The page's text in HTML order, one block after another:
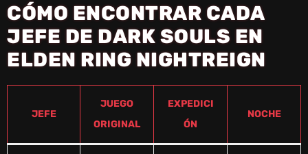
CÓMO ENCONTRAR CADA
JEFE DE DARK SOULS EN
ELDEN RING NIGHTREIGN
JEFE
JUEGO
ORIGINAL
EXPEDICI
ÓN
NOCHE